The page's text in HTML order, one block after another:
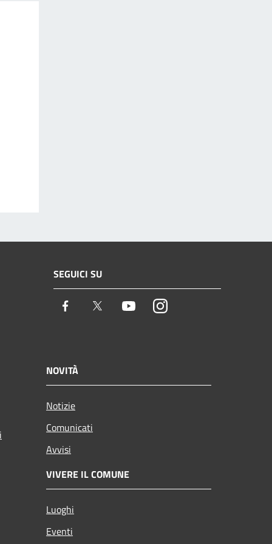
SEGUICI SU
Facebook Twitter YoutubeInstagram
NOVITÀ
Notizie
Comunicati
Avvisi
VIVERE IL COMUNE
Luoghi
Eventi